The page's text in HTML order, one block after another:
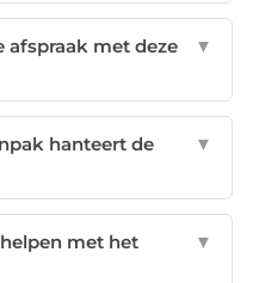
afspraak met deze
▼
hanteert de
▼
met het
▼